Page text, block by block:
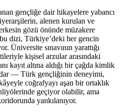
gençliğe dair hikayelere yabancı
alenen kurulan ve
gözü önünde müzakere
dizi, Türkiye’deki her gencin
Üniversite sınavının yarattığı
kişisel arzular arasındaki
kayıt altına aldığı bir çağda kimlik
— Türk gençliğinin deneyimi,
coğrafyayı aşan bir ortaklık
geçiyor olabilir, ama
yankılanıyor.